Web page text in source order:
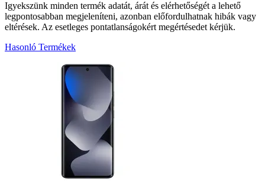
Igyekszünk minden termék adatát, árát és elérhetőségét a lehető
legpontosabban megjeleníteni, azonban előfordulhatnak hibák vagy
eltérések. Az esetleges pontatlanságokért megértésedet kérjük.
Hasonló Termékek